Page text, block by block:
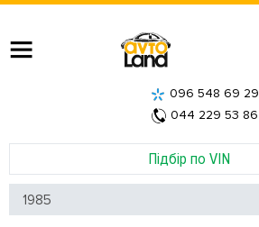
Підбір по VIN
096 548 69 29
044 229 53 86